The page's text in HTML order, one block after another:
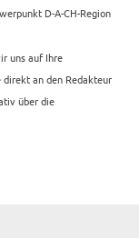
D-A-CH-Region
uns auf Ihre
an den Redakteur
über die